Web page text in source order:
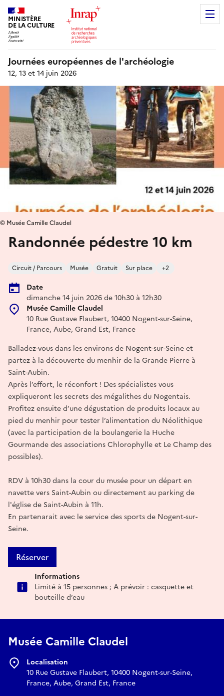
MINISTÈRE
DE LA CULTURE
Journées européennes de l'archéologie
12, 13 et 14 juin 2026
Randonnée pédestre 10 km
Circuit / Parcours Musée Gratuit Sur place +2
Date
dimanche 14 juin 2026 de 10h30 à 12h30
Musée Camille Claudel
10 Rue Gustave Flaubert, 10400 Nogent-sur-Seine,
France, Aube, Grand Est, France
© Musée Camille Claudel
Balladez-vous dans les environs de Nogent-sur-Seine et
partez à la découverte du menhir de la Grande Pierre à
Saint-Aubin.
Après l’effort, le réconfort ! Des spécialistes vous
expliqueront les secrets des mégalithes du Nogentais.
Profitez ensuite d’une dégustation de produits locaux au
pied du menhir pour tester l’alimentation du Néolithique
(avec la participation de la boulangerie la Huche
Gourmande des associations Chlorophylle et Le Champ des
possibles).
RDV à 10h30 dans la cour du musée pour un départ en
navette vers Saint-Aubin ou directement au parking de
l'église de Saint-Aubin à 11h.
En partenarait avec le service des sports de Nogent-sur-
Seine.
Réserver
Informations
Limité à 15 personnes ; A prévoir : casquette et
bouteille d’eau
Musée Camille Claudel
Localisation
10 Rue Gustave Flaubert, 10400 Nogent-sur-Seine,
France, Aube, Grand Est, France